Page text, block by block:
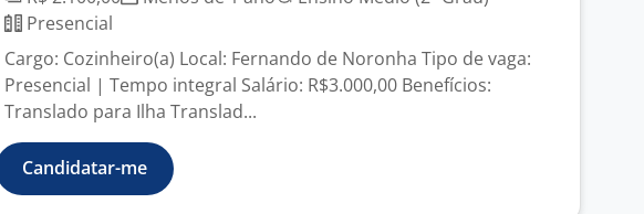
Presencial
Cargo: Cozinheiro(a) Local: Fernando de Noronha Tipo de vaga:
Presencial | Tempo integral Salário: R$3.000,00 Benefícios:
Translado para Ilha Translad...
Candidatar-me